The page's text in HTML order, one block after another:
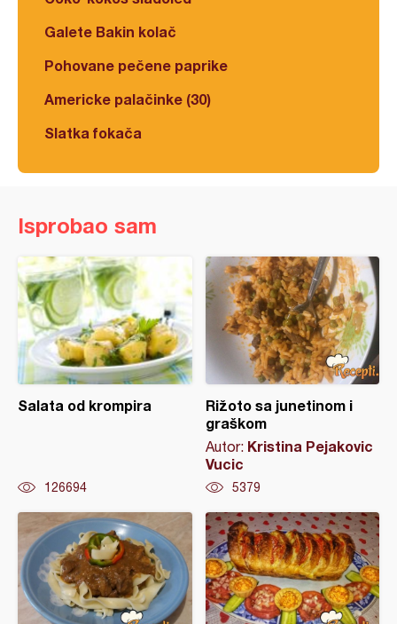
Galete Bakin kolač
Pohovane pečene paprike
Americke palačinke (30)
Slatka fokača
Isprobao sam
Salata od krompira
126694
Rižoto sa junetinom i
graškom
Autor: Kristina Pejakovic
Vucic
5379